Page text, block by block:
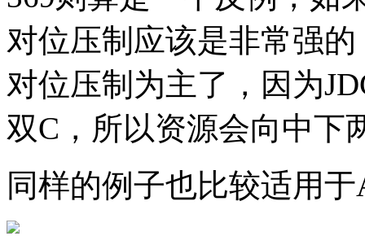
对位压制应该是非常强
对位压制为主了，因为
双C，所以资源会向中下
同样的例子也比较适用